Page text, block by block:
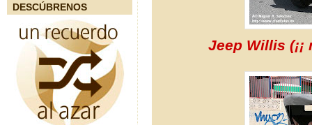
DESCÚBRENOS
Jeep Willis